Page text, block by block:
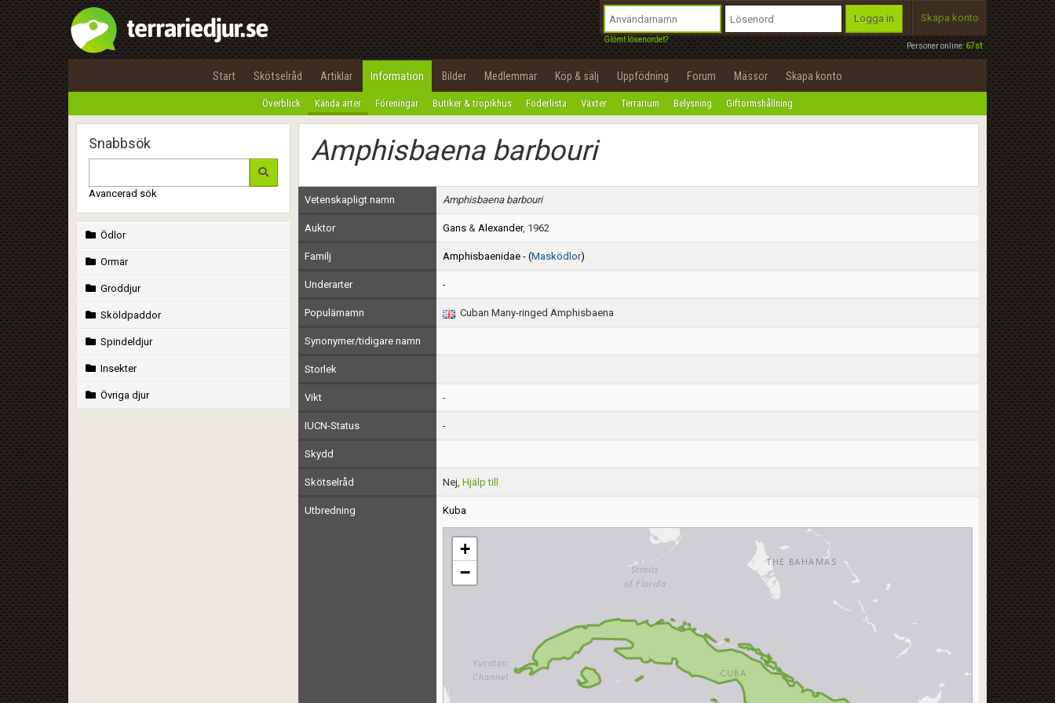
Personer online:67st
Logga in
Glömt lösenordet?
Skapa konto
Start Skötselråd Artiklar Information Bilder Medlemmar Köp & sälj Uppfödning Forum Mässor Skapa konto
Överblick Kända arter Föreningar Butiker & tropikhus Foderlista Växter Terrarium Belysning Giftormshållning
Snabbsök
Avancerad sök
Ödlor
Ormar
Groddjur
Sköldpaddor
Spindeldjur
Insekter
Övriga djur
Amphisbaena barbouri
Vetenskapligt namn Amphisbaena barbouri
Auktor Gans& Alexander, 1962
Familj Amphisbaenidae - (Masködlor)
Underarter -
Populärnamn Cuban Many-ringed Amphisbaena
Synonymer/tidigare namn
Storlek
Vikt -
IUCN-Status -
Skydd
Skötselråd Nej, Hjälp till
Utbredning Kuba
+
−
Utför
100%
OK
integritetspolicy
Namn:
Epost:
Användarnamn:
Lösenord:
Privacy Policy
Terms of Service
Begär nytt lösenord
Tillbaka till förstasidan